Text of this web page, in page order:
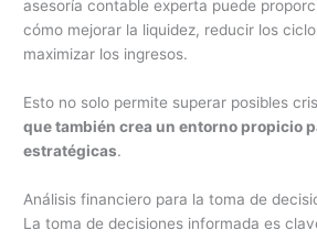
asesoría contable experta puede
cómo mejorar la liquidez, reducir los
maximizar los ingresos.
Esto no solo permite superar posibles
que también crea un entorno propicio
estratégicas.
Análisis financiero para la toma de
La toma de decisiones informada es